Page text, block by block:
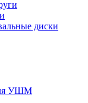
диски
УШМ